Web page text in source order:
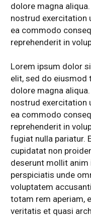
dolore magna
nostrud exercitation
ea commodo
reprehenderit in
Lorem ipsum dolor
elit, sed do eiusmod
dolore magna
nostrud exercitation
ea commodo
reprehenderit in
fugiat nulla pariatur.
cupidatat non
deserunt mollit anim
perspiciatis unde
voluptatem
totam rem aperiam,
veritatis et quasi